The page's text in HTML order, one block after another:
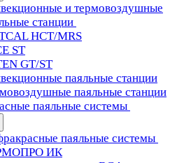
и термовоздушные
станции
HCT/MRS
ST
GT/ST
паяльные станции
паяльные станции
паяльные системы
паяльные системы
ИК